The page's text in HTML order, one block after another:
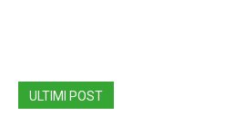
ULTIMI POST